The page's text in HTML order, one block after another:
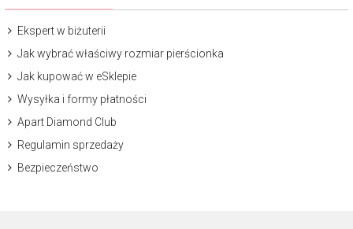
Ekspert w biżuterii
Jak wybrać właściwy rozmiar pierścionka
Jak kupować w eSklepie
Wysyłka i formy płatności
Apart Diamond Club
Regulamin sprzedaży
Bezpieczeństwo